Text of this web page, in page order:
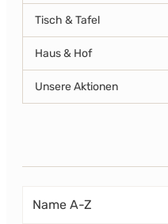
Tisch & Tafel
Haus & Hof
Unsere Aktionen